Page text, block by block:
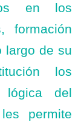
en los
formación
largo de su
los
lógica del
permite